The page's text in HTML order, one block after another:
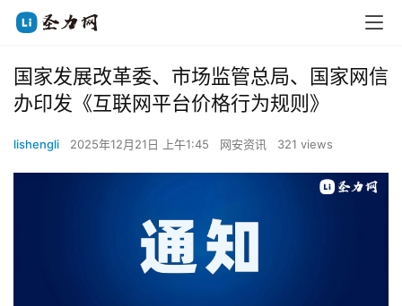
国家发展改革委、市场监管总局、国家网信
办印发《互联网平台价格行为规则》
lishengli 2025年12月21日 上午1:45 网安资讯 321 views